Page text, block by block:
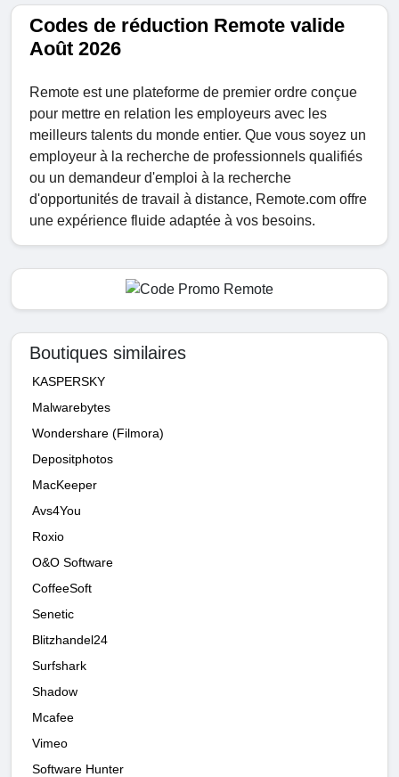
Codes de réduction Remote valide
Août 2026
Remote est une plateforme de premier ordre conçue
pour mettre en relation les employeurs avec les
meilleurs talents du monde entier. Que vous soyez un
employeur à la recherche de professionnels qualifiés
ou un demandeur d'emploi à la recherche
d'opportunités de travail à distance, Remote.com offre
une expérience fluide adaptée à vos besoins.
Boutiques similaires
KASPERSKY
Malwarebytes
Wondershare (Filmora)
Depositphotos
MacKeeper
Avs4You
Roxio
O&O Software
CoffeeSoft
Senetic
Blitzhandel24
Surfshark
Shadow
Mcafee
Vimeo
Software Hunter